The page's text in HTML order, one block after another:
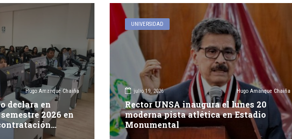
Hugo Amanque Chaiña
declara en
2026 en
UNIVERSIDAD
julio 19, 2026 Hugo Amanque Chaiña
Rector UNSA inaugura el lunes 20
moderna pista atlética en Estadio
Monumental